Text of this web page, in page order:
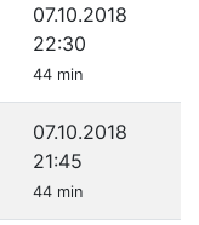
07.10.2018
22:30
44 min
07.10.2018
21:45
44 min